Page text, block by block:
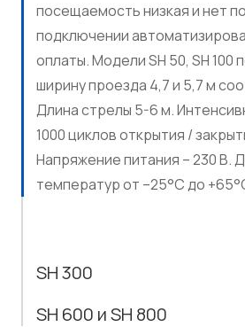
посещаемость низкая и нет
подключении
оплаты. Модели SH 50, SH 100
ширину проезда 4,7 и 5,7 м
Длина стрелы 5-6 м.
1000 циклов открытия /
Напряжение питания – 230 В.
температур от –25°C до
SH 300
SH 600 и SH 800